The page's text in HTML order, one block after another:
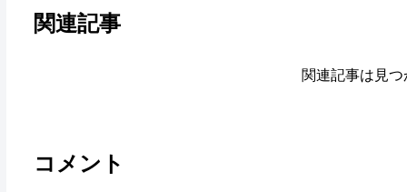
関連記事
関連記事は見
コメント